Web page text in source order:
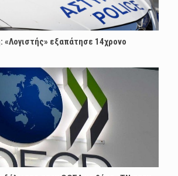
«Λογιστής» εξαπάτησε 14χρονο